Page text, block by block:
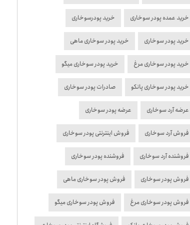
خرید عمده پودر سوخاری خرید پودرسوخاری
خرید پودر سوخاری خرید پودر سوخاری ماهی
خرید پودر سوخاری مرغ خرید پودر سوخاری میگو
خرید پودر سوخاری پانکو صادرات پودر سوخاری
عرضه آرد سوخاری عرضه پودر سوخاری
فروش آرد سوخاری فروش اینترنتی پودر سوخاری
فروشنده آرد سوخاری فروشنده پودر سوخاری
فروش پودر سوخاری فروش پودر سوخاری ماهی
فروش پودر سوخاری مرغ فروش پودر سوخاری میگو